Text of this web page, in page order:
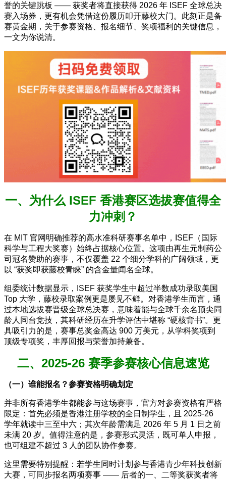
誉的关键跳板 —— 获奖者将直接获得 2026 年 ISEF 全球总决
赛入场券，更有机会凭借这份履历叩开藤校大门。此刻正是备
赛黄金期，关于参赛资格、报名细节、奖项福利的关键信息，
一文为你说清。
一、为什么 ISEF 香港赛区选拔赛值得全
力冲刺？
在 MIT 官网明确推荐的高水准科研赛事名单中，ISEF（国际
科学与工程大奖赛）始终占据核心位置。这项由再生元制药公
司冠名赞助的赛事，不仅覆盖 22 个细分学科的广阔领域，更
以 “获奖即获藤校青睐” 的含金量闻名全球。
组委统计数据显示，ISEF 获奖学生中超过半数成功录取美国
Top 大学，藤校录取案例更是屡见不鲜。对香港学生而言，通
过本地选拔赛晋级全球总决赛，意味着能与全球千余名顶尖同
龄人同台竞技，其科研经历在升学评估中堪称 “硬核背书”。更
具吸引力的是，赛事总奖金高达 900 万美元，从学科奖项到
顶级专项奖，丰厚回报与荣誉加持兼备。
二、2025-26 赛季参赛核心信息速览
（一）谁能报名？参赛资格明确划定
并非所有香港学生都能参与这场赛事，官方对参赛资格有严格
限定：首先必须是香港注册学校的全日制学生，且 2025-26
学年就读中三至中六；其次年龄需满足 2026 年 5 月 1 日之前
未满 20 岁。值得注意的是，参赛形式灵活，既可单人申报，
也可组建不超过 3 人的团队协作参赛。
这里需要特别提醒：若学生同时计划参与香港青少年科技创新
大赛，可同步报名两项赛事 —— 后者的一、二等奖获奖者将